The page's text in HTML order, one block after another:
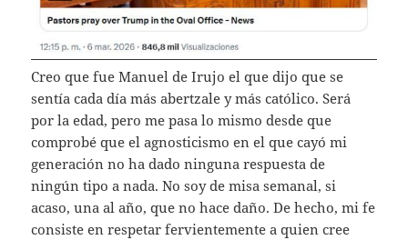
Creo que fue Manuel de Irujo el que dijo que se
sentía cada día más abertzale y más católico. Será
por la edad, pero me pasa lo mismo desde que
comprobé que el agnosticismo en el que cayó mi
generación no ha dado ninguna respuesta de
ningún tipo a nada. No soy de misa semanal, si
acaso, una al año, que no hace daño. De hecho, mi fe
consiste en respetar fervientemente a quien cree